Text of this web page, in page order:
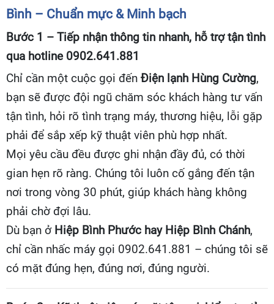
Bình – Chuẩn mực & Minh bạch
Bước 1 – Tiếp nhận thông tin nhanh, hỗ trợ tận tình
qua hotline 0902.641.881
Chỉ cần một cuộc gọi đến Điện lạnh Hùng Cường,
bạn sẽ được đội ngũ chăm sóc khách hàng tư vấn
tận tình, hỏi rõ tình trạng máy, thương hiệu, lỗi gặp
phải để sắp xếp kỹ thuật viên phù hợp nhất.
Mọi yêu cầu đều được ghi nhận đầy đủ, có thời
gian hẹn rõ ràng. Chúng tôi luôn cố gắng đến tận
nơi trong vòng 30 phút, giúp khách hàng không
phải chờ đợi lâu.
Dù bạn ở Hiệp Bình Phước hay Hiệp Bình Chánh,
chỉ cần nhấc máy gọi 0902.641.881 – chúng tôi sẽ
có mặt đúng hẹn, đúng nơi, đúng người.